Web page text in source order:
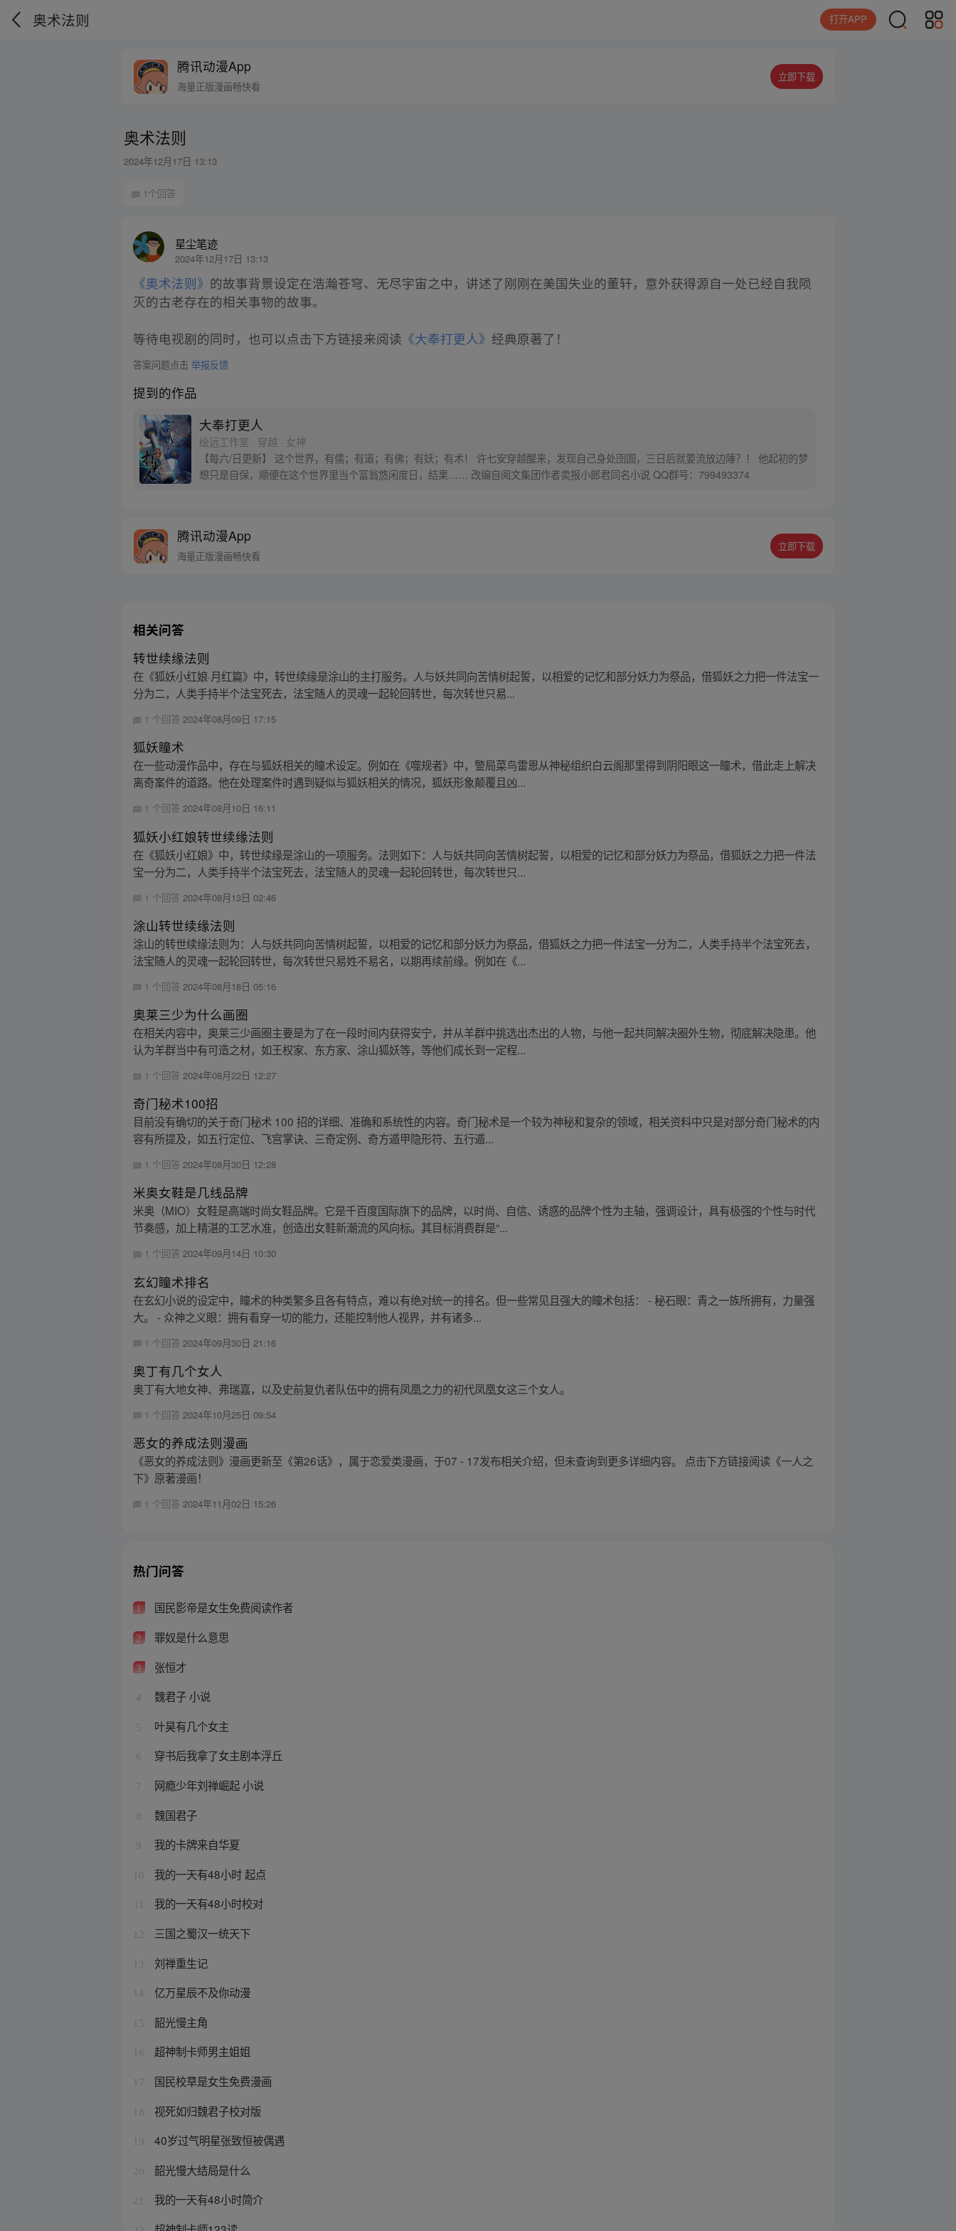
奥术法则 打开APP
腾讯动漫App
海量正版漫画畅快看
立即下载
奥术法则
2024年12月17日 13:13
1个回答
星尘笔迹
2024年12月17日 13:13
《奥术法则》 的故事背景设定在浩瀚苍穹、无尽宇宙之中，讲述了刚刚在美国失业的董轩，意外获得源自一处已经自我陨
灭的古老存在的相关事物的故事。
等待电视剧的同时，也可以点击下方链接来阅读 《大奉打更人》 经典原著了！
答案问题点击举报反馈
提到的作品
大奉打更人
绘远工作室 · 穿越 · 女神
【每六/日更新】 这个世界，有儒；有道；有佛；有妖；有术！ 许七安穿越醒来，发现自己身处囹圄，三日后就要流放边陲？！ 他起初的梦
想只是自保，顺便在这个世界里当个富翁悠闲度日，结果…… 改编自阅文集团作者卖报小郎君同名小说 QQ群号：799493374
腾讯动漫App
海量正版漫画畅快看
立即下载
相关问答
转世续缘法则
在《狐妖小红娘·月红篇》中，转世续缘是涂山的主打服务。人与妖共同向苦情树起誓，以相爱的记忆和部分妖力为祭品，借狐妖之力把一件法宝一
分为二，人类手持半个法宝死去，法宝随人的灵魂一起轮回转世，每次转世只易...
1 个回答2024年08月09日 17:15
狐妖瞳术
在一些动漫作品中，存在与狐妖相关的瞳术设定。例如在《噬规者》中，警局菜鸟雷恩从神秘组织白云阁那里得到阴阳眼这一瞳术，借此走上解决
离奇案件的道路。他在处理案件时遇到疑似与狐妖相关的情况，狐妖形象颠覆且凶...
1 个回答2024年08月10日 16:11
狐妖小红娘转世续缘法则
在《狐妖小红娘》中，转世续缘是涂山的一项服务。法则如下：人与妖共同向苦情树起誓，以相爱的记忆和部分妖力为祭品，借狐妖之力把一件法
宝一分为二，人类手持半个法宝死去，法宝随人的灵魂一起轮回转世，每次转世只...
1 个回答 2024年08月13日 02:46
涂山转世续缘法则
涂山的转世续缘法则为：人与妖共同向苦情树起誓，以相爱的记忆和部分妖力为祭品，借狐妖之力把一件法宝一分为二，人类手持半个法宝死去，
法宝随人的灵魂一起轮回转世，每次转世只易姓不易名，以期再续前缘。例如在《...
1 个回答 2024年08月18日 05:16
奥莱三少为什么画圈
在相关内容中，奥莱三少画圈主要是为了在一段时间内获得安宁，并从羊群中挑选出杰出的人物，与他一起共同解决圈外生物，彻底解决隐患。他
认为羊群当中有可造之材，如王权家、东方家、涂山狐妖等，等他们成长到一定程...
1 个回答2024年08月22日 12:27
奇门秘术100招
目前没有确切的关于奇门秘术 100 招的详细、准确和系统性的内容。奇门秘术是一个较为神秘和复杂的领域，相关资料中只是对部分奇门秘术的内
容有所提及，如五行定位、飞宫掌诀、三奇定例、奇方遁甲隐形符、五行遁...
1 个回答2024年08月30日 12:28
米奥女鞋是几线品牌
米奥（MIO）女鞋是高端时尚女鞋品牌。它是千百度国际旗下的品牌，以时尚、自信、诱惑的品牌个性为主轴，强调设计，具有极强的个性与时代
节奏感，加上精湛的工艺水准，创造出女鞋新潮流的风向标。其目标消费群是“...
1 个回答2024年09月14日 10:30
玄幻瞳术排名
在玄幻小说的设定中，瞳术的种类繁多且各有特点，难以有绝对统一的排名。但一些常见且强大的瞳术包括： - 秘石眼：青之一族所拥有，力量强
大。 - 众神之义眼：拥有看穿一切的能力，还能控制他人视界，并有诸多...
1 个回答 2024年09月30日 21:16
奥丁有几个女人
奥丁有大地女神、弗瑞嘉，以及史前复仇者队伍中的拥有凤凰之力的初代凤凰女这三个女人。
1 个回答 2024年10月25日 09:54
恶女的养成法则漫画
《恶女的养成法则》漫画更新至《第26话》，属于恋爱类漫画，于07 - 17发布相关介绍，但未查询到更多详细内容。 点击下方链接阅读《一人之
下》原著漫画！
1 个回答2024年11月02日 15:26
热门问答
1 国民影帝是女生免费阅读作者
2 罪奴是什么意思
3 张恒才
4 魏君子 小说
5 叶昊有几个女主
6 穿书后我拿了女主剧本浮丘
7 网瘾少年刘禅崛起 小说
8 魏国君子
9 我的卡牌来自华夏
10 我的一天有48小时 起点
我的一天有48小时校对
12 三国之蜀汉一统天下
13 刘禅重生记
14 亿万星辰不及你动漫
15 韶光慢主角
16 超神制卡师男主姐姐
17 国民校草是女生免费漫画
18 视死如归魏君子校对版
19 40岁过气明星张致恒被偶遇
20 韶光慢大结局是什么
21 我的一天有48小时简介